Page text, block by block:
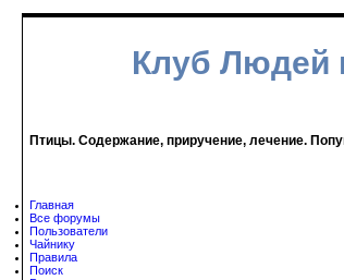
Клуб
Птицы. Содержание, приручение, лечение.
Главная
Все форумы
Пользователи
Чайнику
Правила
Поиск